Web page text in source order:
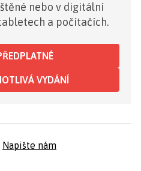
nebo v digitální
a počítačích.
VYDÁNÍ
Napište nám